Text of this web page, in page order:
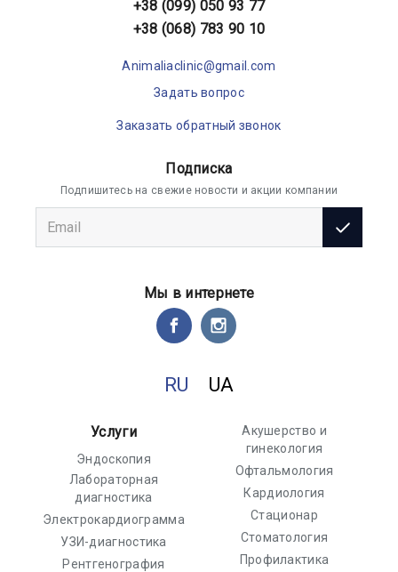
+38 (099) 050 93 77
+38 (068) 783 90 10
Animaliaclinic@gmail.com
Задать вопрос
Заказать обратный звонок
Подписка
Подпишитесь на свежие новости и акции компании
Мы в интернете
RU UA
Услуги
Эндоскопия
Лабораторная
диагностика
Электрокардиограмма
УЗИ-диагностика
Рентгенография
Акушерство и
гинекология
Офтальмология
Кардиология
Стационар
Стоматология
Профилактика